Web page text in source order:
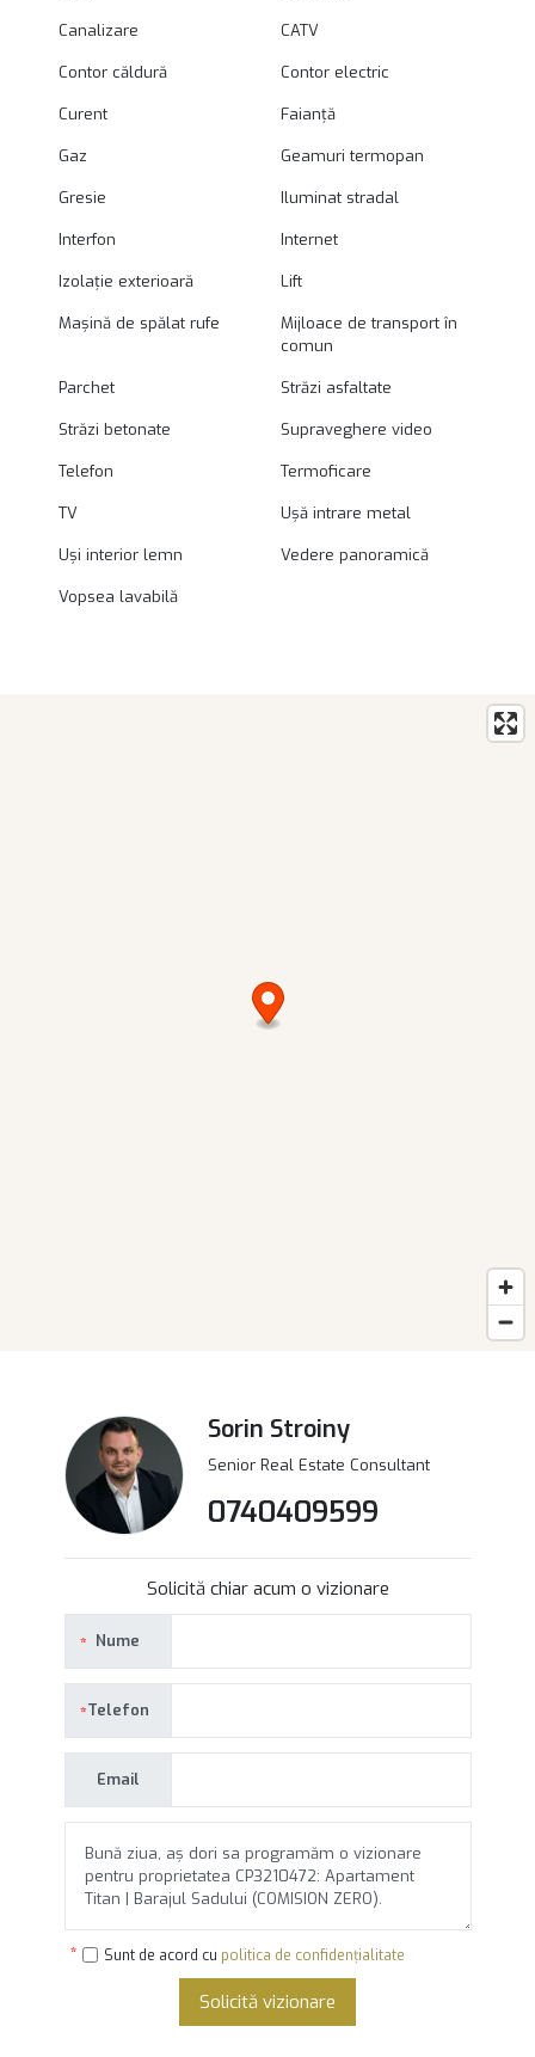
Canalizare CATV
Contor căldură Contor electric
Curent Faianță
Gaz Geamuri termopan
Gresie Iluminat stradal
Interfon Internet
Izolație exterioară Lift
Mașină de spălat rufe
Mijloace de transport în
comun
Parchet Străzi asfaltate
Străzi betonate Supraveghere video
Telefon Termoficare
TV Ușă intrare metal
Uși interior lemn Vedere panoramică
Vopsea lavabilă
Sorin Stroiny
Senior Real Estate Consultant
0740409599
Solicită chiar acum o vizionare
Nume
Telefon
Email
Sunt de acord cu politica de confidențialitate
Solicită vizionare